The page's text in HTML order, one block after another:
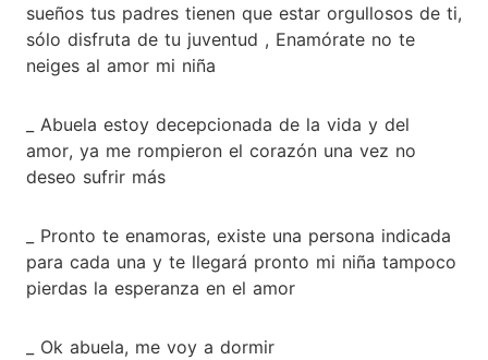
sueños tus padres tienen que estar orgullosos de ti,
sólo disfruta de tu juventud , Enamórate no te
neiges al amor mi niña
_ Abuela estoy decepcionada de la vida y del
amor, ya me rompieron el corazón una vez no
deseo sufrir más
_ Pronto te enamoras, existe una persona indicada
para cada una y te llegará pronto mi niña tampoco
pierdas la esperanza en el amor
_ Ok abuela, me voy a dormir